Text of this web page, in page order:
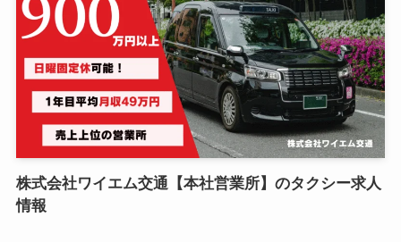
株式会社ワイエム交通【本社営業所】のタクシー求人
情報